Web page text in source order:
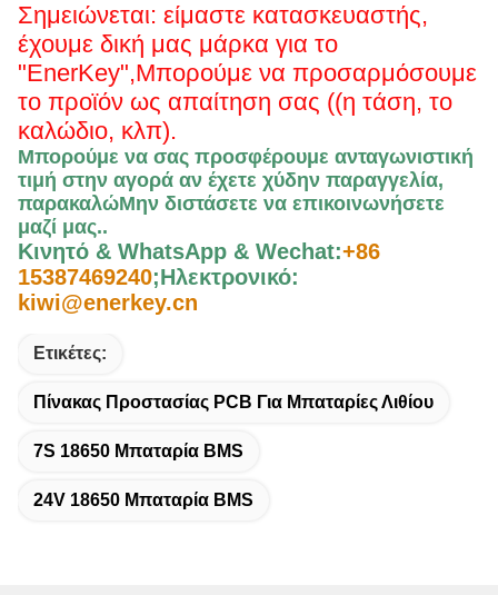
Σημειώνεται: είμαστε κατασκευαστής,
έχουμε δική μας μάρκα για το
"EnerKey",Μπορούμε να προσαρμόσουμε
το προϊόν ως απαίτηση σας ((η τάση, το
καλώδιο, κλπ).
Μπορούμε να σας προσφέρουμε ανταγωνιστική
τιμή στην αγορά αν έχετε χύδην παραγγελία,
παρακαλώΜην διστάσετε να επικοινωνήσετε
μαζί μας..
Κινητό & WhatsApp & Wechat:+86
15387469240;Ηλεκτρονικό:
kiwi@enerkey.cn
Ετικέτες:
Πίνακας Προστασίας PCB Για Μπαταρίες Λιθίου
7S 18650 Μπαταρία BMS
24V 18650 Μπαταρία BMS